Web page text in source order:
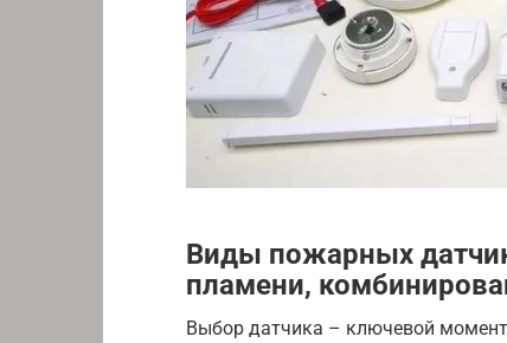
Виды пожарных
пламени,
Выбор датчика – ключевой